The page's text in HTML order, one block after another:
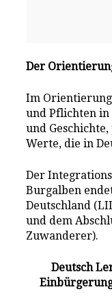
Der
Im
und Pflichten in
und
Werte, die in
Der
Burgalben
Deutschland
und dem
Zuwanderer).
Deutsch